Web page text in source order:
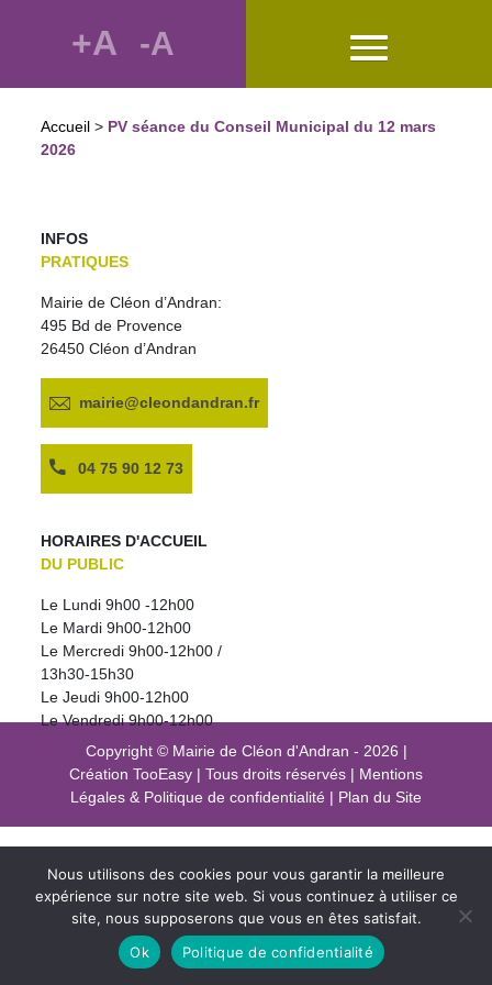
+A -A
Accueil > PV séance du Conseil Municipal du 12 mars
2026
INFOS
PRATIQUES
Mairie de Cléon d’Andran:
495 Bd de Provence
26450 Cléon d’Andran
mairie@cleondandran.fr
04 75 90 12 73
HORAIRES D'ACCUEIL
DU PUBLIC
Le Lundi 9h00 -12h00
Le Mardi 9h00-12h00
Le Mercredi 9h00-12h00 /
13h30-15h30
Le Jeudi 9h00-12h00
Le Vendredi 9h00-12h00
Copyright © Mairie de Cléon d'Andran - 2026 |
Création TooEasy | Tous droits réservés | Mentions
Légales & Politique de confidentialité | Plan du Site
Nous utilisons des cookies pour vous garantir la meilleure
expérience sur notre site web. Si vous continuez à utiliser ce
site, nous supposerons que vous en êtes satisfait.
Ok
Politique de confidentialité